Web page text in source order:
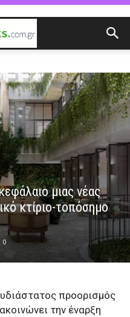
μιας νέας
κτίριο-τοπόσημο
0
προορισμός
την έναρξη